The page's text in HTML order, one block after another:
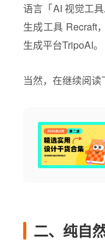
语言「AI 视觉工
生成工具 Recraft
生成平台TripoAI。
当然，在继续阅读
二、纯自